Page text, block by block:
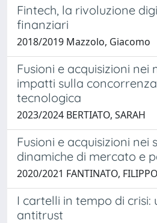
Fintech, la rivoluzione
finanziari
2018/2019 Mazzolo, Giacomo
Fusioni e acquisizioni nei
impatti sulla
tecnologica
2023/2024 BERTIATO, SARAH
Fusioni e acquisizioni nei
dinamiche di mercato e
2020/2021 FANTINATO, FILIPPO
I cartelli in tempo di crisi:
antitrust